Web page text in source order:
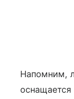
Напомним,